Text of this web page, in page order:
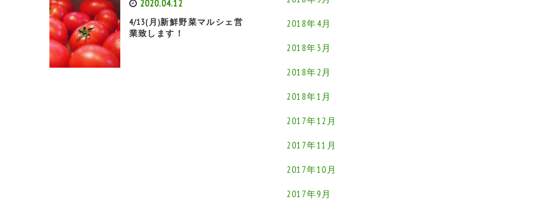
2020.04.12
4/13(月)新鮮野菜マルシェ営
業致します！
2018年4月
2018年3月
2018年2月
2018年1月
2017年12月
2017年11月
2017年10月
2017年9月